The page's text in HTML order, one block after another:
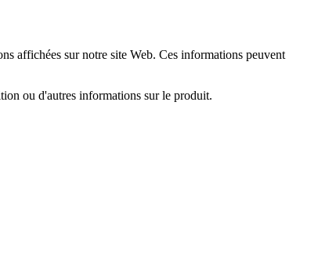
affichées sur notre site Web. Ces informations peuvent
ou d'autres informations sur le produit.